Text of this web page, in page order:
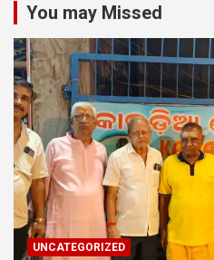
You may Missed
UNCATEGORIZED